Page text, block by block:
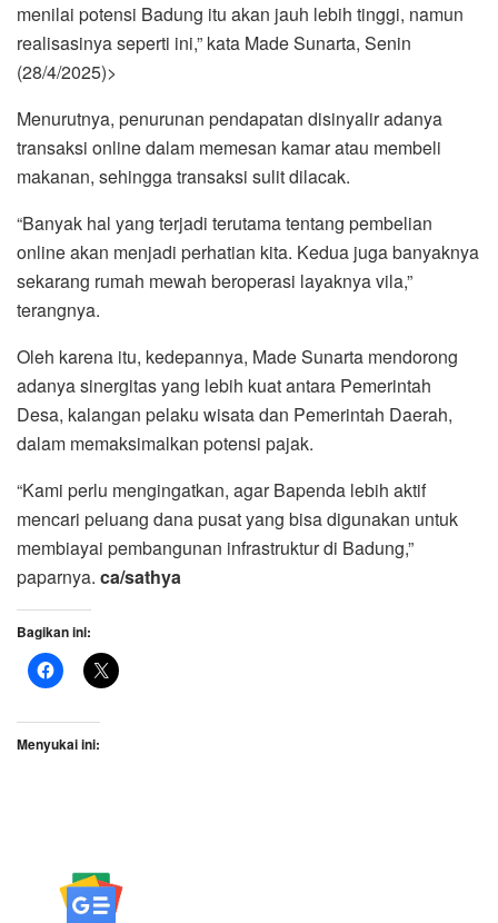
menilai potensi Badung itu akan jauh lebih tinggi, namun
realisasinya seperti ini,” kata Made Sunarta, Senin
(28/4/2025)>
Menurutnya, penurunan pendapatan disinyalir adanya
transaksi online dalam memesan kamar atau membeli
makanan, sehingga transaksi sulit dilacak.
“Banyak hal yang terjadi terutama tentang pembelian
online akan menjadi perhatian kita. Kedua juga banyaknya
sekarang rumah mewah beroperasi layaknya vila,”
terangnya.
Oleh karena itu, kedepannya, Made Sunarta mendorong
adanya sinergitas yang lebih kuat antara Pemerintah
Desa, kalangan pelaku wisata dan Pemerintah Daerah,
dalam memaksimalkan potensi pajak.
“Kami perlu mengingatkan, agar Bapenda lebih aktif
mencari peluang dana pusat yang bisa digunakan untuk
membiayai pembangunan infrastruktur di Badung,”
paparnya. ca/sathya
Bagikan ini:
Menyukai ini: